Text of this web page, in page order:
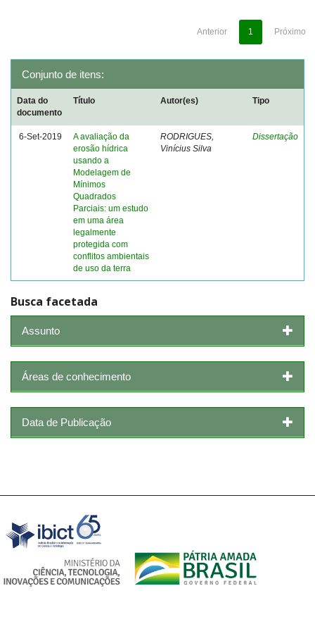
Anterior 1 Próximo
Conjunto de itens:
Data do
documento
Título Autor(es) Tipo
6-Set-2019
A avaliação da
erosão hídrica
usando a
Modelagem de
Mínimos
Quadrados
Parciais: um estudo
em uma área
legalmente
protegida com
conflitos ambientais
de uso da terra
RODRIGUES,
Vinícius Silva
Dissertação
Busca facetada
Assunto
Áreas de conhecimento
Data de Publicação